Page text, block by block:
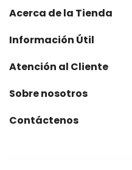
Acerca de la Tienda
Información Útil
Atención al Cliente
Sobre nosotros
Contáctenos